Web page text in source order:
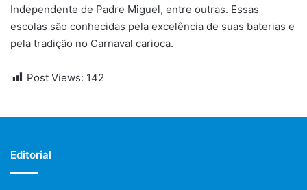
Independente de Padre Miguel, entre outras. Essas
escolas são conhecidas pela excelência de suas baterias e
pela tradição no Carnaval carioca.
Post Views: 142
Editorial